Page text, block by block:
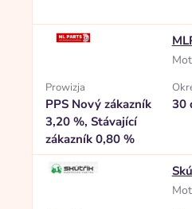
Prowizja
PPS Nový zákazník
3,20 %, Stávající
zákazník 0,80 %
30